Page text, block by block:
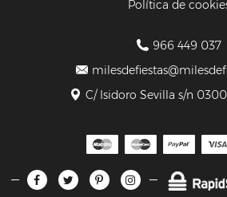
Política de
966 449 037
C/ Isidoro Sevilla s/n